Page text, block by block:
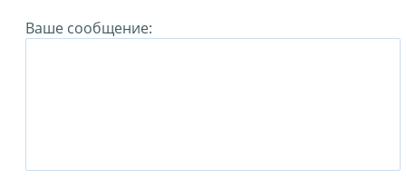
Ваше сообщение: